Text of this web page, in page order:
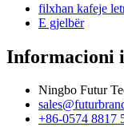
filxhan kafeje
E gjelbër
Informacioni
Ningbo Futur
+86-0574 8817